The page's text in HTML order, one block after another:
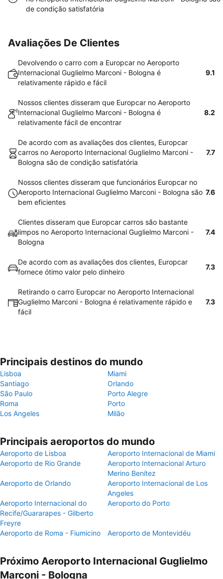
de condição satisfatória
Avaliações De Clientes
Devolvendo o carro com a Europcar no Aeroporto
Internacional Guglielmo Marconi - Bologna é
relativamente rápido e fácil
9.1
Nossos clientes disseram que Europcar no Aeroporto
Internacional Guglielmo Marconi - Bologna é
relativamente fácil de encontrar
8.2
De acordo com as avaliações dos clientes, Europcar
carros no Aeroporto Internacional Guglielmo Marconi -
Bologna são de condição satisfatória
7.7
Nossos clientes disseram que funcionários Europcar no
Aeroporto Internacional Guglielmo Marconi - Bologna são
bem eficientes
7.6
Clientes disseram que Europcar carros são bastante
limpos no Aeroporto Internacional Guglielmo Marconi -
Bologna
7.4
De acordo com as avaliações dos clientes, Europcar
fornece ótimo valor pelo dinheiro
7.3
Retirando o carro Europcar no Aeroporto Internacional
Guglielmo Marconi - Bologna é relativamente rápido e
fácil
7.3
Principais destinos do mundo
Lisboa
Miami
Santiago
Orlando
São Paulo
Porto Alegre
Roma
Porto
Los Angeles
Milão
Principais aeroportos do mundo
Aeroporto de Lisboa
Aeroporto Internacional de Miami
Aeroporto de Rio Grande
Aeroporto Internacional Arturo
Merino Benítez
Aeroporto de Orlando
Aeroporto Internacional de Los
Angeles
Aeroporto Internacional do
Recife/Guararapes - Gilberto
Freyre
Aeroporto do Porto
Aeroporto de Roma - Fiumicino Aeroporto de Montevidéu
Próximo Aeroporto Internacional Guglielmo
Marconi - Bologna